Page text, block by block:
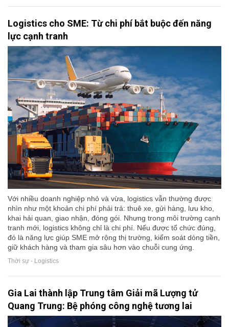
Logistics cho SME: Từ chi phí bắt buộc đến năng
lực cạnh tranh
Với nhiều doanh nghiệp nhỏ và vừa, logistics vẫn thường được
nhìn như một khoản chi phí phải trả: thuê xe, gửi hàng, lưu kho,
khai hải quan, giao nhận, đóng gói. Nhưng trong môi trường cạnh
tranh mới, logistics không chỉ là chi phí. Nếu được tổ chức đúng,
đó là năng lực giúp SME mở rộng thị trường, kiểm soát dòng tiền,
giữ khách hàng và tham gia sâu hơn vào chuỗi cung ứng.
Thời sự - Logistics
Gia Lai thành lập Trung tâm Giải mã Lượng tử
Quang Trung: Bệ phóng công nghệ tương lai